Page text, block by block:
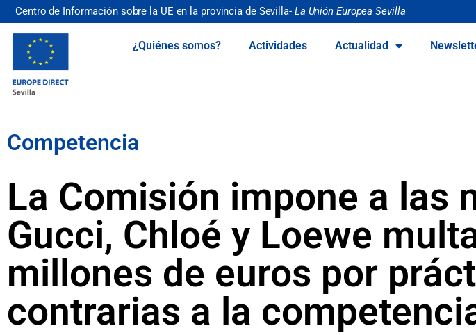
Centro de Información sobre la UE en la provincia de Sevilla- La Unión Europea Sevilla
¿Quiénes somos? Actividades Actualidad
Competencia
La Comisión impone a las
Gucci, Chloé y Loewe
millones de euros por
contrarias a la